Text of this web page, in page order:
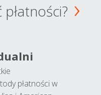
płatności w